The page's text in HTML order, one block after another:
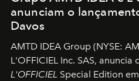
anunciam o
Davos
AMTD IDEA Group (NYSE:
L'OFFICIEL Inc. SAS,
L'OFFICIEL Special Edition